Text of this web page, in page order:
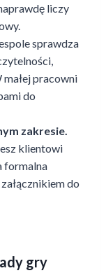
liczy
sprawdza
pracowni
do
zakresie.
klientowi
formalna
do
gry